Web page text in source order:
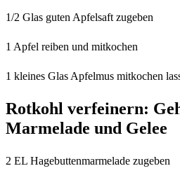
1/2 Glas guten Apfelsaft zugeben
1 Apfel reiben und mitkochen
1 kleines Glas Apfelmus mitkochen
Rotkohl verfeinern:
Marmelade und Gelee
2 EL Hagebuttenmarmelade zugeben